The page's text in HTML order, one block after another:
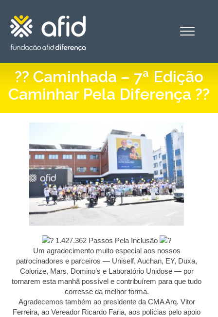
Alternar
?? Caminhada – 7ª Edição
Caminhar Pela Diferença ??
1.427.362 Passos Pela Inclusão
Um agradecimento muito especial aos nossos
patrocinadores e parceiros — Uniself, Auchan, EY, Duxa,
Colorize, Mars, Domino’s e Laboratório Unidose — por
tornarem esta manhã possível e contribuírem para que tudo
corresse da melhor forma.
Agradecemos também ao presidente da CMA Arq. Vitor
Ferreira, ao Vereador Ricardo Faria, aos polícias pelo apoio